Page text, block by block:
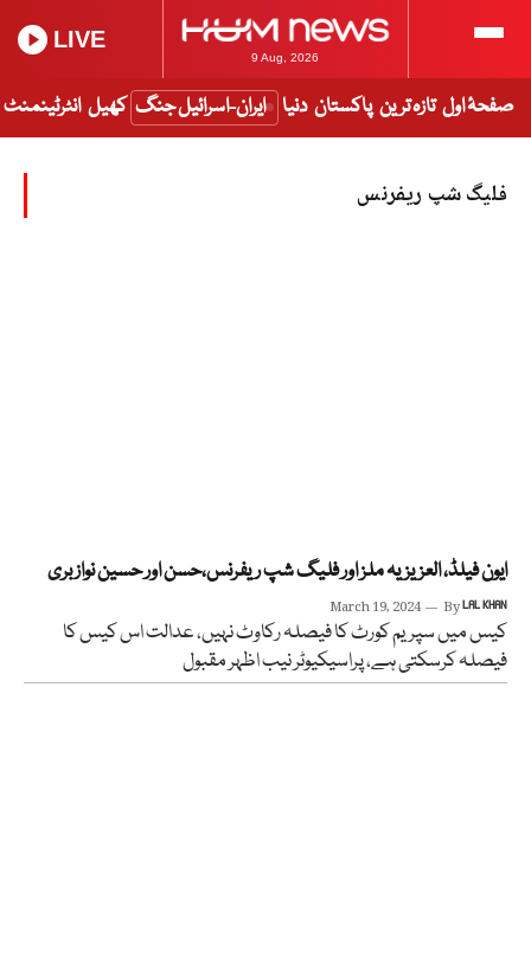
9 Aug, 2026
LIVE
صفحۂ اول تازہ ترین پاکستان دنیا ایران-اسرائیل جنگ کھیل انٹرٹینمنٹ
فلیگ شپ ریفرنس
ایون فیلڈ، العزیزیہ ملز اور فلیگ شپ ریفرنس،حسن اور حسین نواز بری
March 19, 2024 ByLAL KHAN
کیس میں سپریم کورٹ کا فیصلہ رکاوٹ نہیں، عدالت اس کیس کا
فیصلہ کرسکتی ہے، پراسیکیوٹر نیب اظہر مقبول